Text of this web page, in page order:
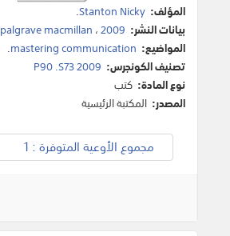
المؤلف: Stanton Nicky
.
بيانات النشر:
palgrave macmillan ،2009
المواضيع: mastering communication
.
تصنيف الكونجرس: P90 .S73 2009
نوع المادة: كتب
المصدر: المكتبة الرئيسية
مجموع الأوعية المتوفرة : 1